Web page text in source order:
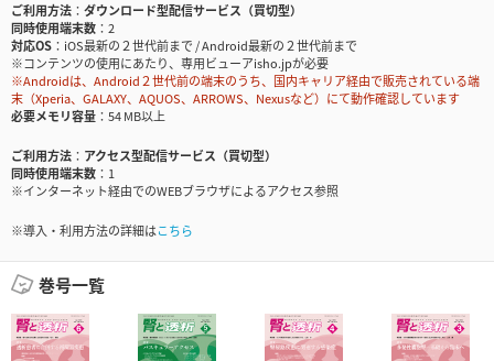
ご利用方法
ダウンロード型配信サービス（買切型）
同時使用端末数
2
対応OS
iOS最新の２世代前まで / Android最新の２世代前まで
※コンテンツの使用にあたり、専用ビューアisho.jpが必要
※Androidは、Android２世代前の端末のうち、国内キャリア経由で販売されている端
末（Xperia、GALAXY、AQUOS、ARROWS、Nexusなど）にて動作確認しています
必要メモリ容量
54 MB以上
ご利用方法
アクセス型配信サービス（買切型）
同時使用端末数
1
※インターネット経由でのWEBブラウザによるアクセス参照
※導入・利用方法の詳細はこちら
巻号一覧